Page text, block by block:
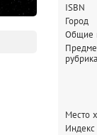
ISBN
Город
Общие
рубрика
Место